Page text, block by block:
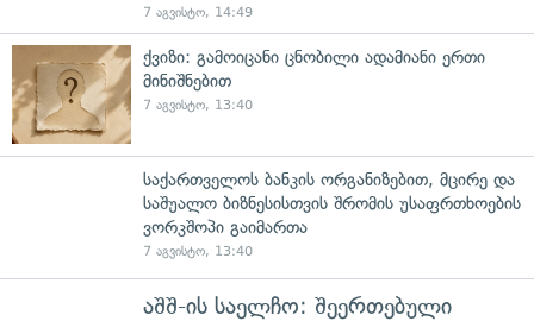
7 აგვისტო, 14:49
ქვიზი: გამოიცანი ცნობილი ადამიანი ერთი
მინიშნებით
7 აგვისტო, 13:40
საქართველოს ბანკის ორგანიზებით, მცირე და
საშუალო ბიზნესისთვის შრომის უსაფრთხოების
ვორკშოპი გაიმართა
7 აგვისტო, 13:40
აშშ-ის საელჩო: შეერთებული